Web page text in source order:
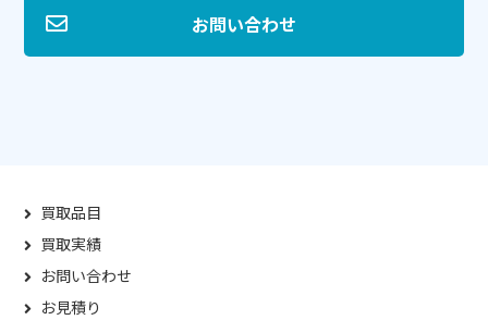
お問い合わせ
買取品目
買取実績
お問い合わせ
お見積り